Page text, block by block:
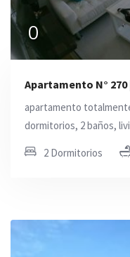
0
Apartamento N°
apartamento
dormitorios, 2 baños,
2 Dormitorios